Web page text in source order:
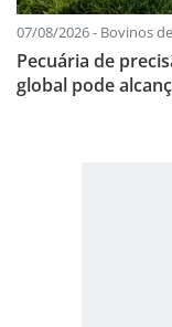
07/08/2026 - Bovinos
Pecuária de
global pode